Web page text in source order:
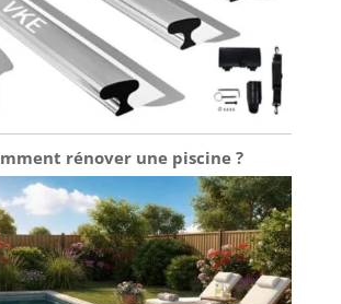
rénover une piscine ?